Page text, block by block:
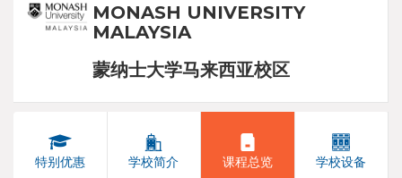
MONASH UNIVERSITY
MALAYSIA
蒙纳士大学马来西亚校区
特别优惠 学校简介 课程总览 学校设备